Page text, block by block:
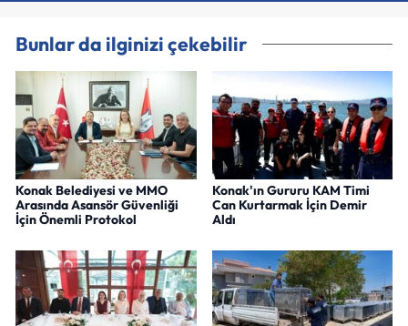
Bunlar da ilginizi çekebilir
Konak Belediyesi ve MMO
Arasında Asansör Güvenliği
İçin Önemli Protokol
Konak'ın Gururu KAM Timi
Can Kurtarmak İçin Demir
Aldı